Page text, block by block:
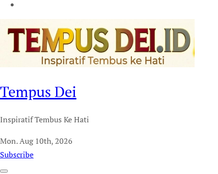
Tempus Dei
Inspiratif Tembus Ke Hati
Mon. Aug 10th, 2026
Subscribe